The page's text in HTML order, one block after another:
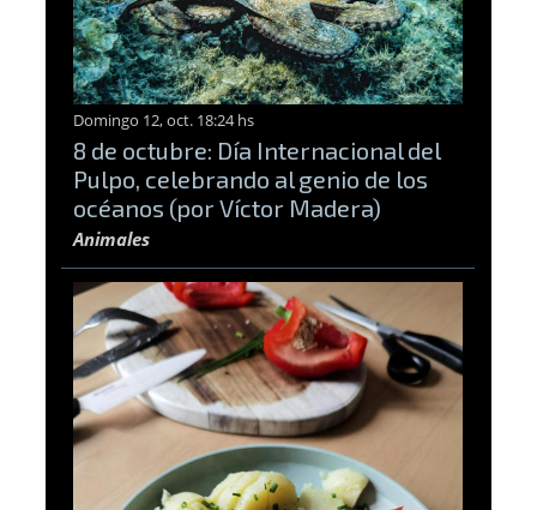
Domingo 12, oct. 18:24 hs
8 de octubre: Día Internacional del
Pulpo, celebrando al genio de los
océanos (por Víctor Madera)
Animales